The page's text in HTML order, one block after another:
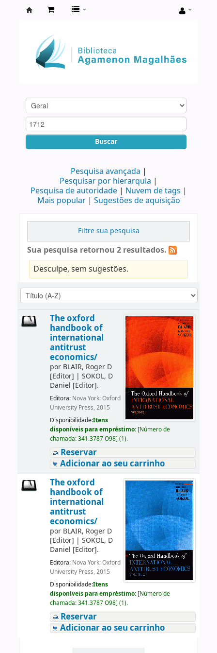
Agamenon
Magalhães
Buscar
Pesquisa avançada
Pesquisar por hierarquia
Pesquisa de autoridade
Nuvem de tags
Mais popular
Sugestões de aquisição
Filtre sua pesquisa
Sua pesquisa retornou 2 resultados.
Desculpe, sem sugestões.
The oxford
handbook of
international
antitrust
economics/
por BLAIR, Roger D
[Editor] | SOKOL, D
Daniel [Editor].
Editora: Nova York: Oxford
University Press, 2015
Disponibilidade:Itens
disponíveis para empréstimo: [Número de
chamada:341.3787 O98] (1).
Reservar
Adicionar ao seu carrinho
The oxford
handbook of
international
antitrust
economics/
por BLAIR, Roger D
[Editor] | SOKOL, D
Daniel [Editor].
Editora: Nova York: Oxford
University Press, 2015
Disponibilidade:Itens
disponíveis para empréstimo: [Número de
chamada:341.3787 O98] (1).
Reservar
Adicionar ao seu carrinho